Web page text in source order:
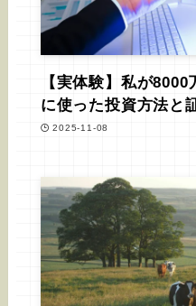
【実体験】私が
に使った投資方法と
2025-11-08